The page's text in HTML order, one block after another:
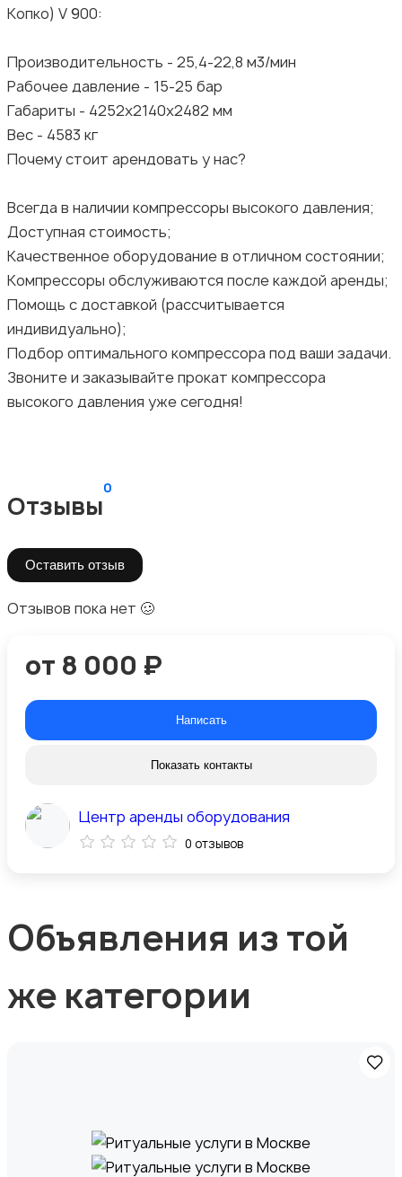
Копко) V 900:
Производительность - 25,4-22,8 м3/мин
Рабочее давление - 15-25 бар
Габариты - 4252х2140х2482 мм
Вес - 4583 кг
Почему стоит арендовать у нас?
Всегда в наличии компрессоры высокого давления;
Доступная стоимость;
Качественное оборудование в отличном состоянии;
Компрессоры обслуживаются после каждой аренды;
Помощь с доставкой (рассчитывается
индивидуально);
Подбор оптимального компрессора под ваши задачи.
Звоните и заказывайте прокат компрессора
высокого давления уже сегодня!
Отзывы
0
Оставить отзыв
Отзывов пока нет 🥴
от 8 000 ₽
Написать
Показать контакты
Центр аренды оборудования
0 отзывов
Объявления из той
же категории